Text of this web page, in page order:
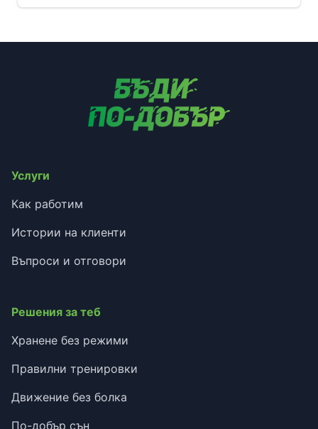
Услуги
Как работим
Истории на клиенти
Въпроси и отговори
Решения за теб
Хранене без режими
Правилни тренировки
Движение без болка
По-добър сън